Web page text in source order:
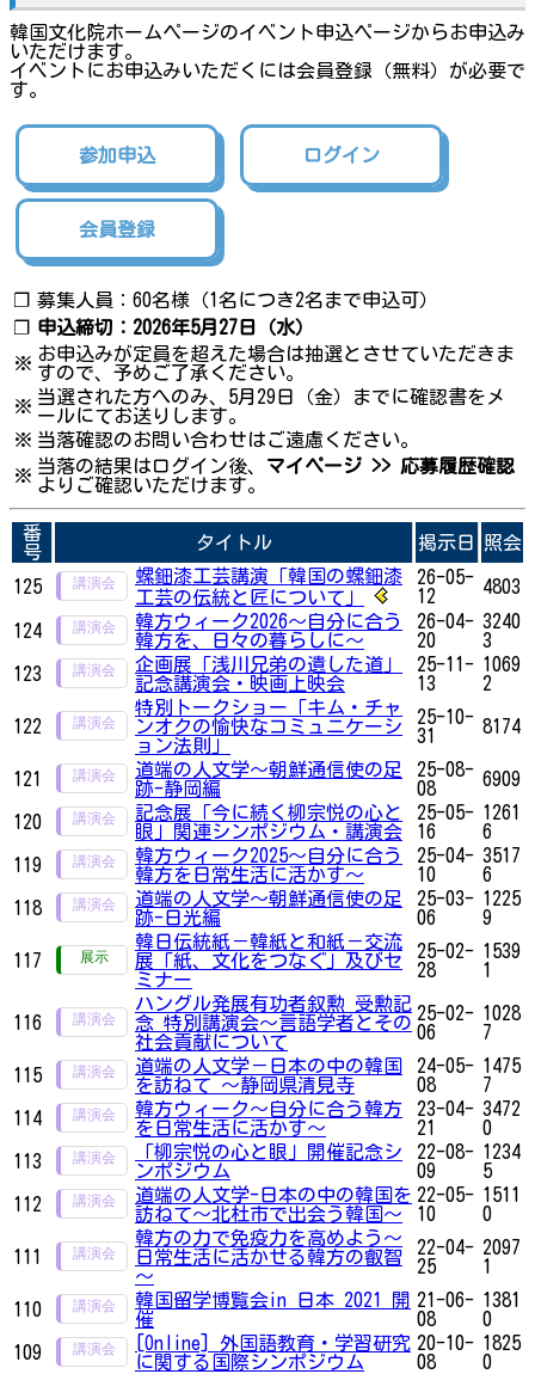
韓国文化院ホームページのイベント申込ページからお申込み
いただけます。
イベントにお申込みいただくには会員登録（無料）が必要で
す。
参加申込 ログイン
会員登録
❐ 募集人員：60名様（1名につき2名まで申込可）
❐ 申込締切：2026年5月27日（水）
※ お申込みが定員を超えた場合は抽選とさせていただきま
すので、予めご了承ください。
※ 当選された方へのみ、5月29日（金）までに確認書をメ
ールにてお送りします。
※ 当落確認のお問い合わせはご遠慮ください。
※ 当落の結果はログイン後、 マイページ >> 応募履歴確認
よりご確認いただけます。
番
号
タイトル 掲示日 照会
125
螺鈿漆工芸講演「韓国の螺鈿漆
工芸の伝統と匠について」
26-05-
12
4803
124
韓方ウィーク2026～自分に合う
韓方を、日々の暮らしに～
26-04-
20
3240
3
123
企画展「浅川兄弟の遺した道」
記念講演会・映画上映会
25-11-
13
1069
2
122
特別トークショー「キム・チャ
ンオクの愉快なコミュニケーシ
ョン法則」
25-10-
31
8174
121
道端の人文学～朝鮮通信使の足
跡-静岡編
25-08-
08
6909
120
記念展「今に続く柳宗悦の心と
眼」関連シンポジウム・講演会
25-05-
16
1261
6
119
韓方ウィーク2025～自分に合う
韓方を日常生活に活かす～
25-04-
10
3517
6
118
道端の人文学〜朝鮮通信使の足
跡-日光編
25-03-
06
1225
9
117
韓日伝統紙－韓紙と和紙－交流
展「紙、文化をつなぐ」及びセ
ミナー
25-02-
28
1539
1
116
ハングル発展有功者叙勲 受勲記
念 特別講演会〜言語学者とその
社会貢献について
25-02-
06
1028
7
115
道端の人文学－日本の中の韓国
を訪ねて ～静岡県清見寺
24-05-
08
1475
7
114
韓方ウィーク～自分に合う韓方
を日常生活に活かす～
23-04-
21
3472
0
113
「柳宗悦の心と眼」開催記念シ
ンポジウム
22-08-
09
1234
5
112
道端の人文学-日本の中の韓国を
訪ねて～北杜市で出会う韓国～
22-05-
10
1511
0
111
韓方の力で免疫力を高めよう～
日常生活に活かせる韓方の叡智
～
22-04-
25
2097
1
110
韓国留学博覧会in 日本 2021 開
催
21-06-
08
1381
0
109
[Online] 外国語教育・学習研究
に関する国際シンポジウム
20-10-
08
1825
0